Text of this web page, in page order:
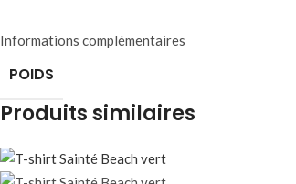
Informations complémentaires
POIDS
Produits similaires